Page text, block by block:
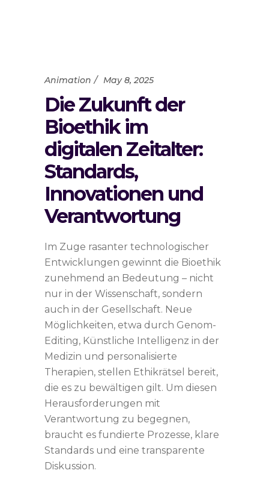
Animation May 8, 2025
Die Zukunft der
Bioethik im
digitalen Zeitalter:
Standards,
Innovationen und
Verantwortung
Im Zuge rasanter technologischer
Entwicklungen gewinnt die Bioethik
zunehmend an Bedeutung – nicht
nur in der Wissenschaft, sondern
auch in der Gesellschaft. Neue
Möglichkeiten, etwa durch Genom-
Editing, Künstliche Intelligenz in der
Medizin und personalisierte
Therapien, stellen Ethikrätsel bereit,
die es zu bewältigen gilt. Um diesen
Herausforderungen mit
Verantwortung zu begegnen,
braucht es fundierte Prozesse, klare
Standards und eine transparente
Diskussion.